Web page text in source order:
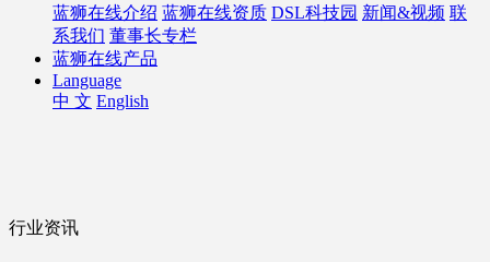
蓝狮在线介绍 蓝狮在线资质 DSL科技园 新闻&视频 联
系我们 董事长专栏
蓝狮在线产品
Language
中 文 English
行业资讯